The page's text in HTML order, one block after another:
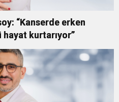
“Kanserde erken
hayat kurtarıyor”